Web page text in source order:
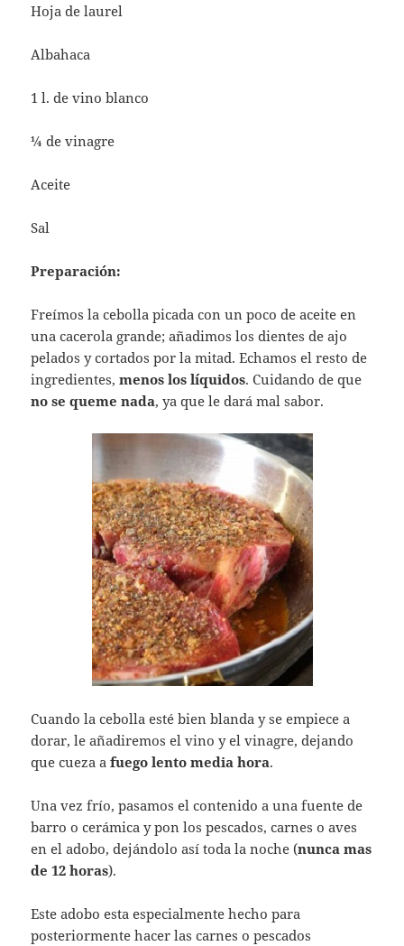
Hoja de laurel
Albahaca
1 l. de vino blanco
¼ de vinagre
Aceite
Sal
Preparación:
Freímos la cebolla picada con un poco de aceite en
una cacerola grande; añadimos los dientes de ajo
pelados y cortados por la mitad. Echamos el resto de
ingredientes,menos los líquidos. Cuidando de que
no se queme nada, ya que le dará mal sabor.
Cuando la cebolla esté bien blanda y se empiece a
dorar, le añadiremos el vino y el vinagre, dejando
que cueza afuego lento media hora.
Una vez frío, pasamos el contenido a una fuente de
barro o cerámica y pon los pescados, carnes o aves
en el adobo, dejándolo así toda la noche (nunca mas
de 12 horas).
Este adobo esta especialmente hecho para
posteriormente hacer las carnes o pescados